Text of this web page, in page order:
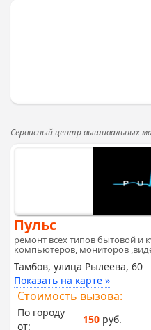
Сервисный центр вышивальных
Пульс
ремонт всех типов бытовой и
компьютеров, мониторов
Тамбов, улица Рылеева, 60
Показать на карте »
Стоимость вызова:
По городу
от:
150 руб.